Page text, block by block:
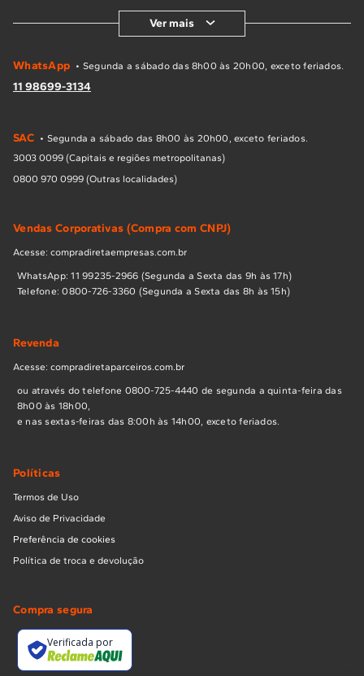
Ver mais
WhatsApp • Segunda a sábado das 8h00 às 20h00, exceto feriados.
11 98699-3134
SAC • Segunda a sábado das 8h00 às 20h00, exceto feriados.
3003 0099 (Capitais e regiões metropolitanas)
0800 970 0999 (Outras localidades)
Vendas Corporativas (Compra com CNPJ)
Acesse: compradiretaempresas.com.br
WhatsApp: 11 99235-2966 (Segunda a Sexta das 9h às 17h)
Telefone: 0800-726-3360 (Segunda a Sexta das 8h às 15h)
Revenda
Acesse: compradiretaparceiros.com.br
ou através do telefone 0800-725-4440 de segunda a quinta-feira das
8h00 às 18h00,
e nas sextas-feiras das 8:00h às 14h00, exceto feriados.
Políticas
Termos de Uso
Aviso de Privacidade
Preferência de cookies
Política de troca e devolução
Compra segura
Verificada por